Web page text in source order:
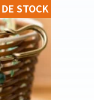
STOCK